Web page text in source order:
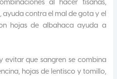
al hacer tisanas,
contra el mal de gota y el
hojas de albahaca ayuda a
evitar que sangren se combina
hojas de lentisco y tomillo,